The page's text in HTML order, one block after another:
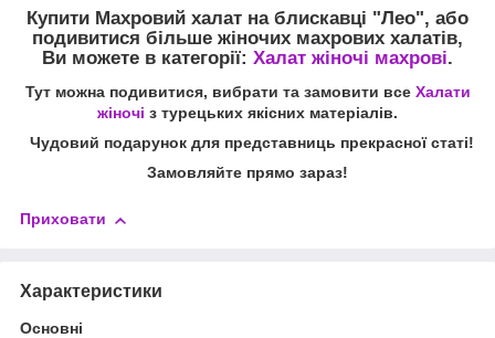
Купити Махровий халат на блискавці "Лео", або
подивитися більше жіночих махрових халатів,
Ви можете в категорії: Халат жіночі махрові.
Тут можна подивитися, вибрати та замовити все Халати
жіночі з турецьких якісних матеріалів.
Чудовий подарунок для представниць прекрасної статі!
Замовляйте прямо зараз!
Приховати
Характеристики
Основні